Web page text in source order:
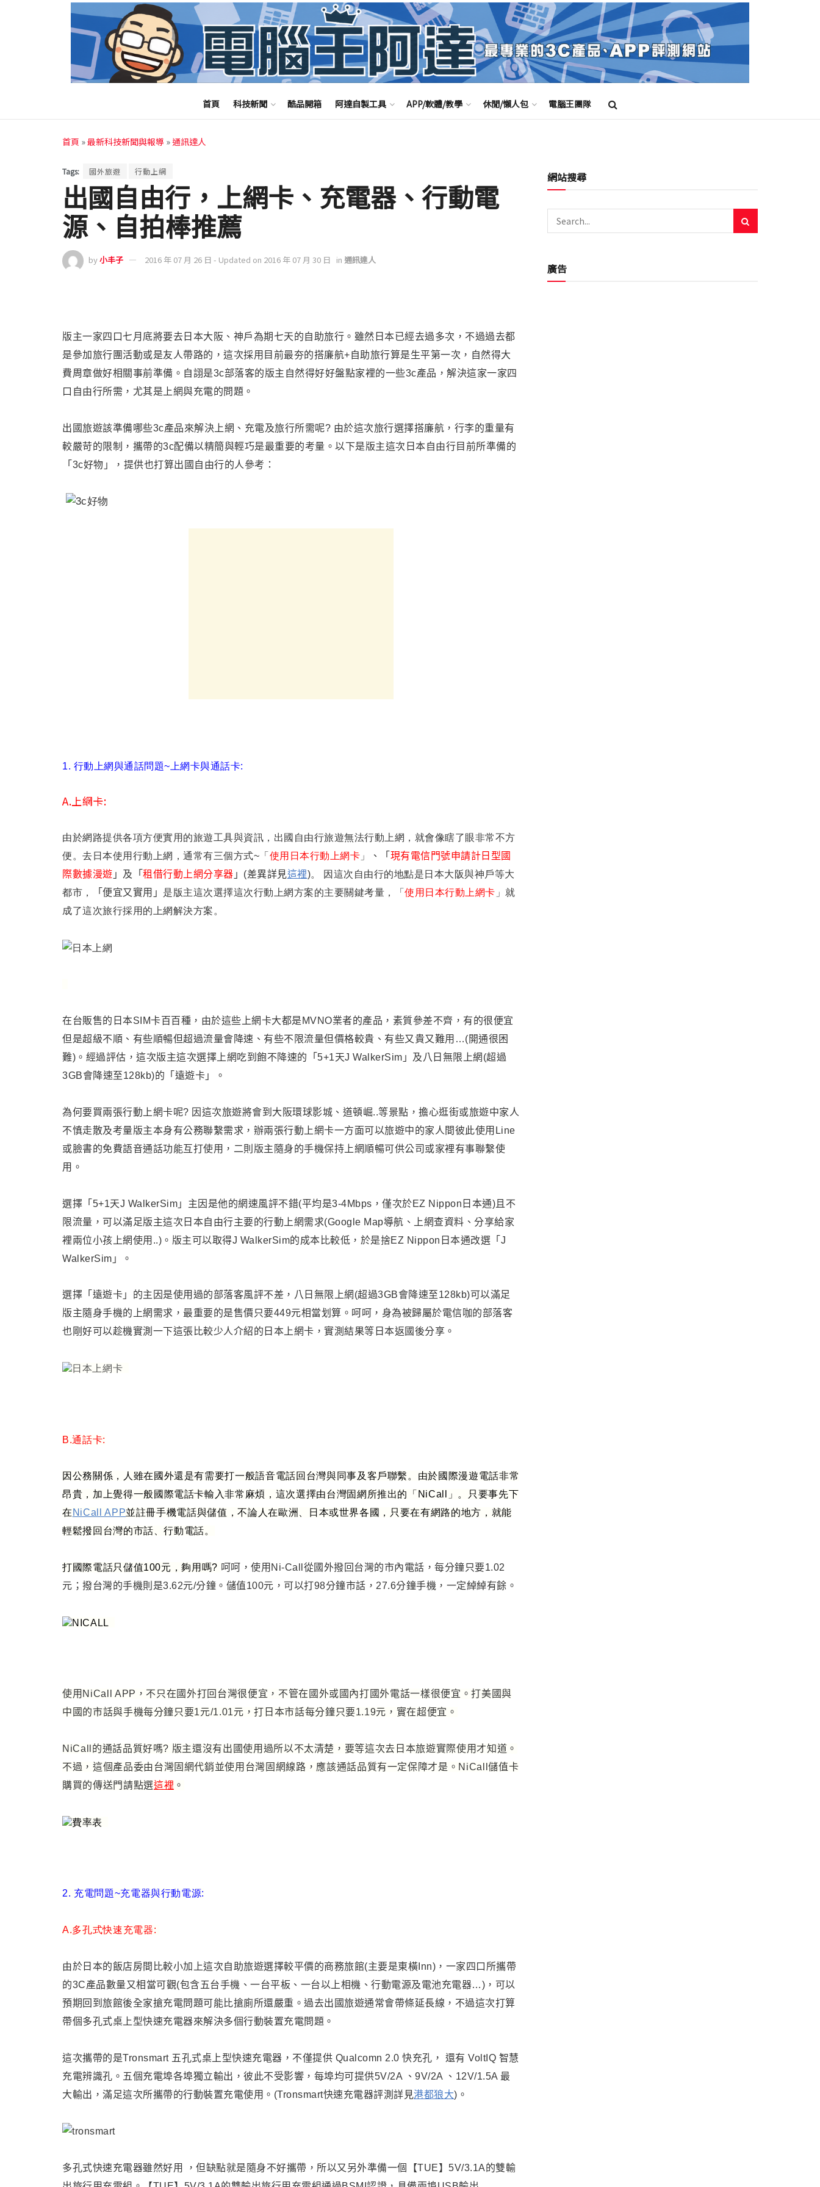
首頁 科技新聞 酷品開箱 阿達自製工具 APP/軟體/教學 休閒/懶人包 電腦王團隊
首頁 »最新科技新聞與報導 »通訊達人
Tags: 國外旅遊 行動上網
出國自由行，上網卡、充電器、行動電
源、自拍棒推薦
by小丰子 2016 年 07 月 26 日 - Updated on 2016 年 07 月 30 日 in 通訊達人
版主一家四口七月底將要去日本大阪、神戶為期七天的自助旅行。雖然日本已經去過多次，不過過去都
是參加旅行團活動或是友人帶路的，這次採用目前最夯的搭廉航+自助旅行算是生平第一次，自然得大
費周章做好相關事前準備。自詡是3c部落客的版主自然得好好盤點家裡的一些3c產品，解決這家一家四
口自由行所需 ，尤其是上網與充電的問題 。
出國旅遊該準備哪些3c產品來解決上網 、充電及旅行所需呢? 由於這次旅行選擇搭廉航，行李的重量有
較嚴苛的限制，攜帶的3c配備以精簡與輕巧是最重要的考量。以下是版主這次日本自由行目前所準備的
「3c好物」，提供也打算出國自由行的人參考：
1. 行動上網與通話問題~上網卡與通話卡:
A.上網卡:
由於網路提供各項方便實用的旅遊工具與資訊 ， 出國自由行旅遊無法行動上網 ，就會像瞎了眼非常不方
便 。去日本使用行動上網 ，通常有三個方式~ 「 使用日本行動上網卡 」 、 「 現有電信門號申請計日型國
際數據漫遊 」 及 「 租借行動上網分享器 」(差異詳見這裡)。 因這次自由行的地點是日本大阪與神戶等大
都市 ， 「 便宜又實用 」 是版主這次選擇這次行動上網方案的主要關鍵考量 ， 「 使用日本行動上網卡 」就
成了這次旅行採用的上網解決方案 。
在台販售的日本SIM卡百百種，由於這些上網卡大都是MVNO業者的產品 ， 素質參差不齊，有的很便宜
但是超級不順、有些順暢但超過流量會降速、有些不限流量但價格較貴、有些又貴又難用…(開通很困
難)。 經過評估，這次版主這次選擇上網吃到飽不降速的「5+1天J WalkerSim」及八日無限上網(超過
3GB會降速至128kb)的「遠遊卡」。
為何要買兩張行動上網卡呢? 因這次旅遊將會到大阪環球影城、道頓崛..等景點，擔心逛街或旅遊中家人
不慎走散及考量版主本身有公務聯繫需求，辦兩張行動上網卡一方面可以旅遊中的家人間彼此使用Line
或臉書的免費語音通話功能互打使用，二則版主隨身的手機保持上網順暢可供公司或家裡有事聯繫使
用。
選擇「5+1天J WalkerSim」主因是他的網速風評不錯(平均是3-4Mbps，僅次於EZ Nippon日本通)且不
限流量，可以滿足版主這次日本自由行主要的行動上網需求(Google Map導航 、上網查資料 、分享給家
裡兩位小孩上網使用..) 。版主可以取得J WalkerSim的成本比較低，於是捨EZ Nippon日本通改選「J
WalkerSim」。
選擇「遠遊卡」的主因是使用過的部落客風評不差 ， 八日無限上網(超過3GB會降速至128kb)可以滿足
版主隨身手機的上網需求 ，最重要的是售價只要449元相當划算 。 呵呵 ， 身為被歸屬於電信咖的部落客
也剛好可以趁機實測一下這張比較少人介紹的日本上網卡 ， 實測結果等日本返國後分享 。
B.通話卡:
因公務關係 ， 人雖在國外還是有需要打一般語音電話回台灣與同事及客戶聯繫 。由於國際漫遊電話非常
昂貴 ，加上覺得一般國際電話卡輸入非常麻煩 ，這次選擇由台灣固網所推出的 「NiCall」 。
只要事先下
在 NiCall APP並註冊手機電話與儲值 ，不論人在歐洲、日本或世界各國，只要在有網路的地方，就能
輕鬆撥回台灣的市話、行動電話。
打國際電話只儲值100元 ，夠用嗎? 呵呵 ，使用Ni-Call從國外撥回台灣的市內電話，每分鐘只要1.02
元；撥台灣的手機則是3.62元/分鐘。儲值100元 ， 可以打98分鐘市話 ， 27.6分鐘手機 ， 一定綽綽有餘。
使用NiCall APP ， 不只在國外打回台灣很便宜 ， 不管在國外或國內打國外電話一樣很便宜 。打美國與
中國的市話與手機每分鐘只要1元/1.01元 ，打日本市話每分鐘只要1.19元 ， 實在超便宜 。
NiCall的通話品質好嗎? 版主還沒有出國使用過所以不太清楚 ， 要等這次去日本旅遊實際使用才知道 。
不過 ， 這個產品委由台灣固網代銷並使用台灣固網線路 ， 應該通話品質有一定保障才是 。NiCall儲值卡
購買的傳送門請點選這裡 。
2. 充電問題~充電器與行動電源:
A.多孔式快速充電器:
由於 日本的飯店房間比較小加上這次自助旅遊選擇較平價的商務旅館(主要是東橫Inn) ， 一家四口所攜帶
的3C產品數量又相當可觀(包含五台手機 、一台平板 、一台以上相機 、行動電源及電池充電器…) ，可以
預期回到旅館後全家搶充電問題可能比搶廁所還嚴重 。過去出國旅遊通常會帶條延長線 ， 不過這次打算
帶個多孔式桌上型快速充電器來解決多個行動裝置充電問題 。
這次攜帶的是Tronsmart 五孔式桌上型快速充電器 ，不僅提供 Qualcomn 2.0 快充孔， 還有 VoltIQ 智慧
充電辨識孔。五個充電埠各埠獨立輸出，彼此不受影響，每埠均可提供5V/2A 、9V/2A 、12V/1.5A 最
大輸出 ， 滿足這次所攜帶的行動裝置充電使用。(Tronsmart快速充電器評測詳見港都狼大) 。
多孔式快速充電器雖然好用 ，但缺點就是隨身不好攜帶，所以又另外準備一個【TUE】5V/3.1A的雙輸
網站搜尋
廣告